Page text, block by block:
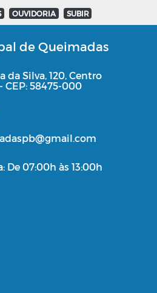
OUVIDORIA SUBIR
de Queimadas
da Silva, 120, Centro
CEP: 58475-000
De 07:00h às 13:00h